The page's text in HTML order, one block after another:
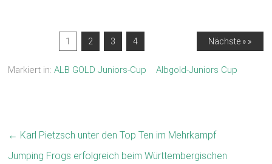
1 2 3 4 Nächste » »
Markiert in:ALB GOLD Juniors-Cup Albgold-Juniors Cup
← Karl Pietzsch unter den Top Ten im Mehrkampf
Jumping Frogs erfolgreich beim Württembergischen